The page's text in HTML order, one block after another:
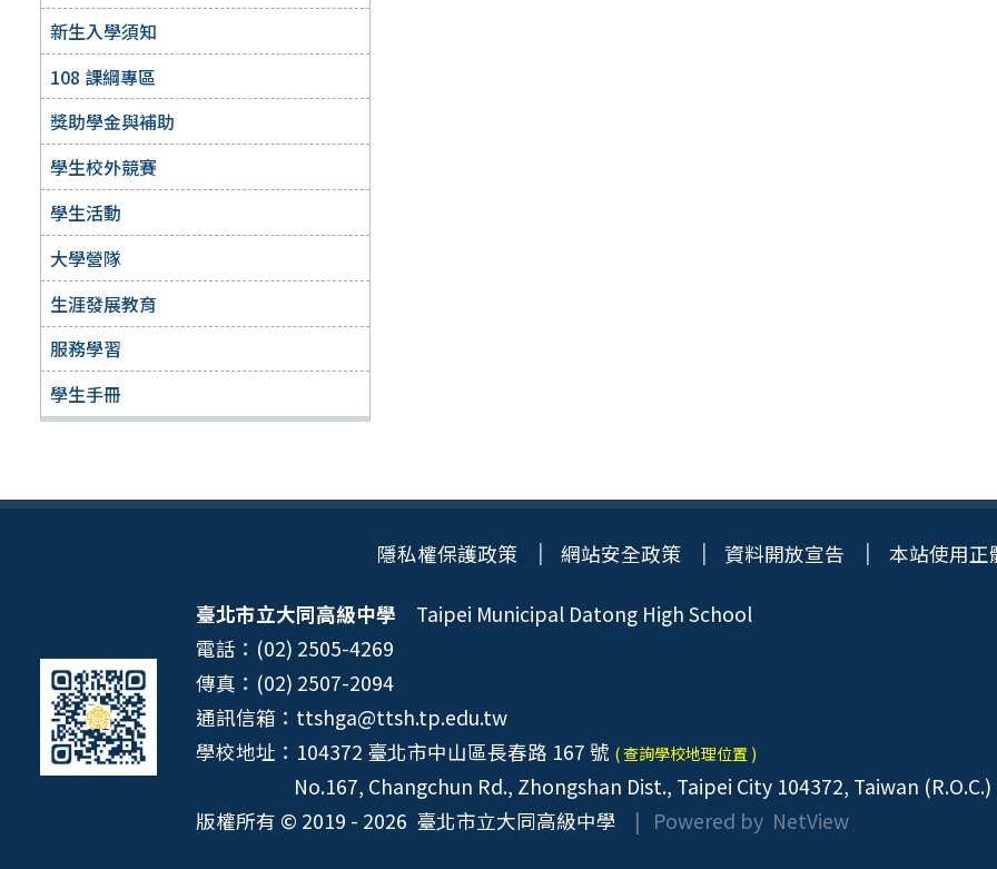
新生入學須知
108 課綱專區
獎助學金與補助
學生校外競賽
學生活動
大學營隊
生涯發展教育
服務學習
學生手冊
隱私權保護政策 網站安全政策 資料開放宣告 本站使用正
臺北市立大同高級中學 Taipei Municipal Datong High School
電話：(02) 2505-4269
傳真：(02) 2507-2094
通訊信箱：ttshga@ttsh.tp.edu.tw
學校地址：104372 臺北市中山區長春路 167 號 ( 查詢學校地理位置 )
No.167, Changchun Rd., Zhongshan Dist., Taipei City 104372, Taiwan (R.O.C.)
版權所有 © 2019 - 2026 臺北市立大同高級中學 | Powered by NetView